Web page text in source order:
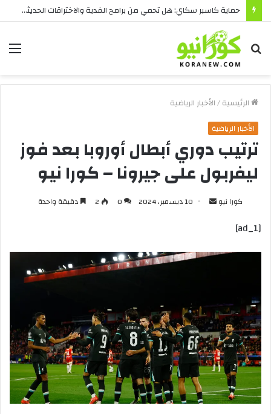
حماية كاسبر سكاي: هل تحمي من برامج الفدية والاختراقات الحديثة؟
بحث
عن
الرئيسية/الأخبار الرياضية
الأخبار الرياضية
ترتيب دوري أبطال أوروبا بعد فوز
ليفربول على جيرونا – كورا نيو
كورا نيو
أرسل 10 ديسمبر، 2024 0
2 دقيقة واحدة
[ad_1]